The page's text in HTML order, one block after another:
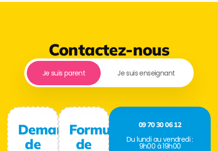
Contactez-nous
Je suis parent Je suis enseignant
Demande
de
Formulaire
de
09 70 30 06 12
Du lundi au vendredi :
9h00 à 19h00